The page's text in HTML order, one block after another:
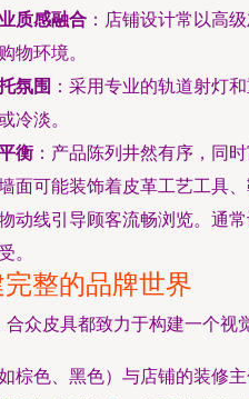
质感融合 ：店铺设计常以高
物环境。
氛围 ：采用专业的轨道射灯
冷淡。
衡 ：产品陈列井然有序，同
面可能装饰着皮革工艺工具
物动线引导顾客流畅浏览。通
。
整的品牌世界
众皮具都致力于构建一个视
棕色、黑色）与店铺的装修主